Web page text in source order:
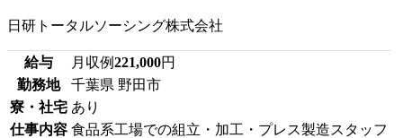
日研トータルソーシング株式会社
給与 月収例221,000円
勤務地
千葉県 野田市
寮・社宅 あり
仕事内容 食品系工場での組立・加工・プレス製造スタッフ